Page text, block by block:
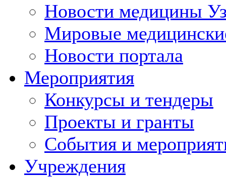
Новости медицины
Мировые
Новости портала
Мероприятия
Конкурсы и тендеры
Проекты и гранты
События и
Учреждения